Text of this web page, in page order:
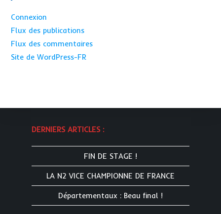
Connexion
Flux des publications
Flux des commentaires
Site de WordPress-FR
DERNIERS ARTICLES :
FIN DE STAGE !
LA N2 VICE CHAMPIONNE DE FRANCE
Départementaux : Beau final !